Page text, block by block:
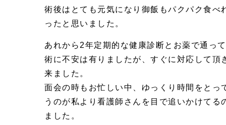
術後はとても元気になり御飯もパクパク食
ったと思いました。
あれから2年定期的な健康診断とお薬で通っ
術に不安は有りましたが、すぐに対応して
来ました。
面会の時もお忙しい中、ゆっくり時間をと
うのが私より看護師さんを目で追いかけて
ました。